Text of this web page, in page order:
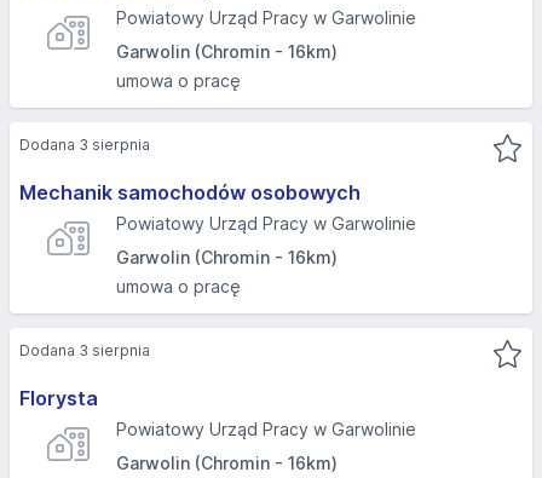
Powiatowy Urząd Pracy w Garwolinie
Garwolin (Chromin - 16km)
umowa o pracę
Mechanik samochodów osobowych
Powiatowy Urząd Pracy w Garwolinie
Garwolin (Chromin - 16km)
umowa o pracę
Dodana 3 sierpnia
Florysta
Powiatowy Urząd Pracy w Garwolinie
Garwolin (Chromin - 16km)
Dodana 3 sierpnia